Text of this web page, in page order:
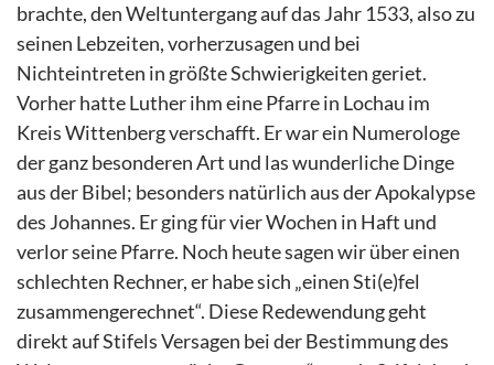
brachte, den Weltuntergang auf das Jahr 1533, also zu
seinen Lebzeiten, vorherzusagen und bei
Nichteintreten in größte Schwierigkeiten geriet.
Vorher hatte Luther ihm eine Pfarre in Lochau im
Kreis Wittenberg verschafft. Er war ein Numerologe
der ganz besonderen Art und las wunderliche Dinge
aus der Bibel; besonders natürlich aus der Apokalypse
des Johannes. Er ging für vier Wochen in Haft und
verlor seine Pfarre. Noch heute sagen wir über einen
schlechten Rechner, er habe sich „einen Sti(e)fel
zusammengerechnet“. Diese Redewendung geht
direkt auf Stifels Versagen bei der Bestimmung des